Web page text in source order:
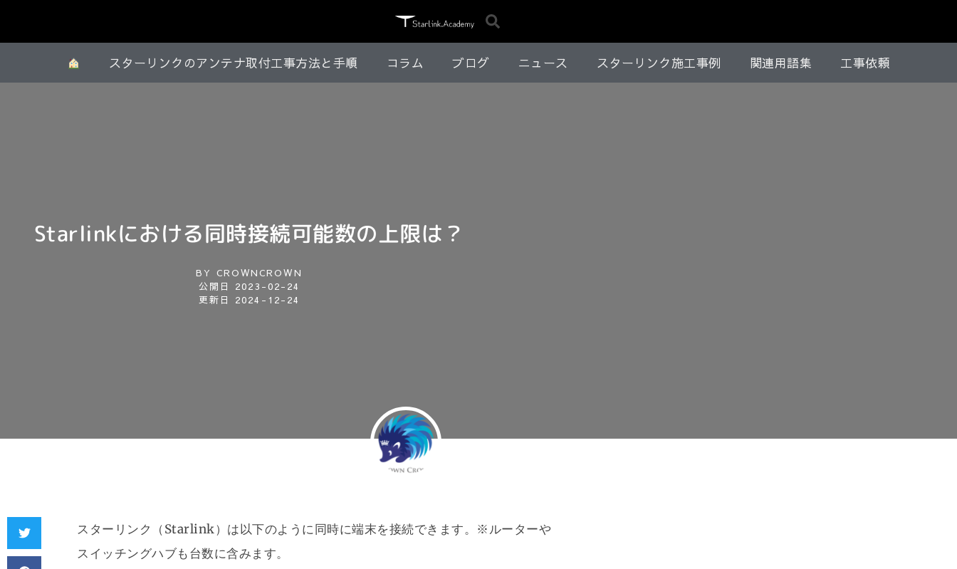
スターリンクのアンテナ取付工事方法と手順 コラム ブログ ニュース スターリンク施工事例 関連用語集 工事依頼
Starlinkにおける同時接続可能数の上限は？
BY CROWNCROWN
公開日
2023-02-24
更新日 2024-12-24
スターリンク（Starlink）は以下のように同時に端末を接続できます。※ルーターや
スイッチングハブも台数に含みます。